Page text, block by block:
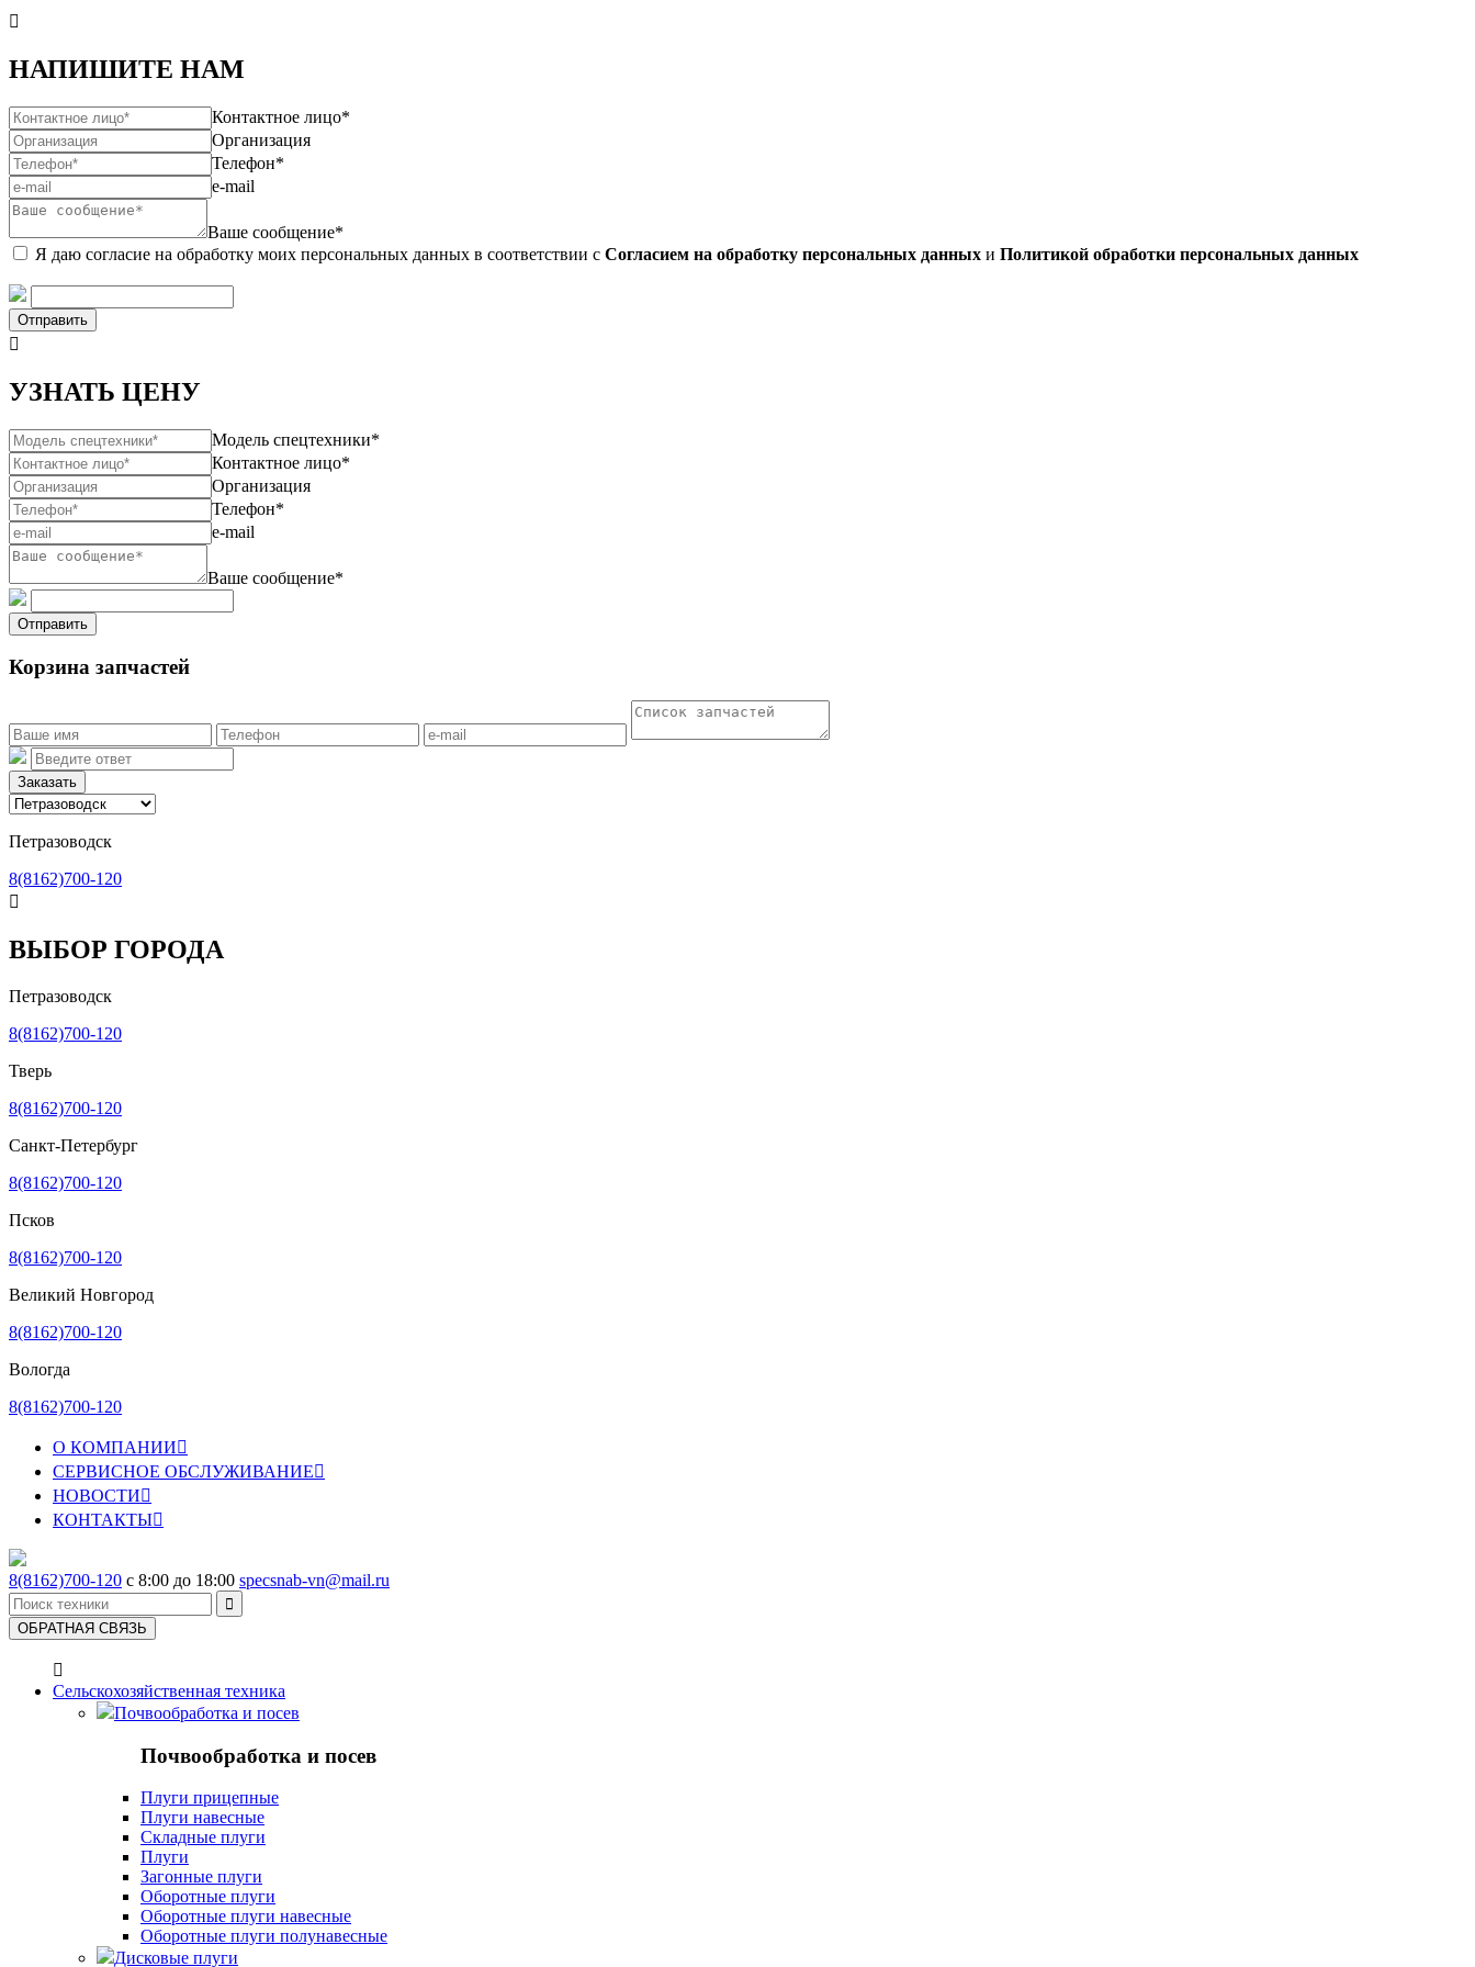

НАПИШИТЕ НАМ
Контактное лицо*
Организация
Телефон*
e-mail
Ваше сообщение*
Я даю согласие на обработку моих персональных данных в соответствии с Согласием на обработку персональных данных и Политикой обработки персональных данных
Отправить

УЗНАТЬ ЦЕНУ
Модель спецтехники*
Контактное лицо*
Организация
Телефон*
e-mail
Ваше сообщение*
Отправить
Корзина запчастей
Заказать
Петразоводск
8(8162)700-120

ВЫБОР ГОРОДА
Петразоводск
8(8162)700-120
Тверь
8(8162)700-120
Санкт-Петербург
8(8162)700-120
Псков
8(8162)700-120
Великий Новгород
8(8162)700-120
Вологда
8(8162)700-120
О КОМПАНИИ
СЕРВИСНОЕ ОБСЛУЖИВАНИЕ
НОВОСТИ
КОНТАКТЫ
8(8162)700-120 с 8:00 до 18:00 specsnab-vn@mail.ru

ОБРАТНАЯ СВЯЗЬ

Сельскохозяйственная техника
Почвообработка и посев
Почвообработка и посев
Плуги прицепные
Плуги навесные
Складные плуги
Плуги
Загонные плуги
Оборотные плуги
Оборотные плуги навесные
Оборотные плуги полунавесные
Дисковые плуги